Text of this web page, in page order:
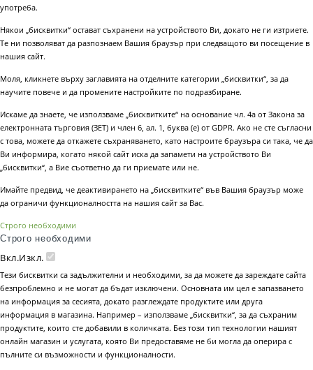
употреба.
Някои „бисквитки“ остават съхранени на устройството Ви, докато не ги изтриете.
Те ни позволяват да разпознаем Вашия браузър при следващото ви посещение в
нашия сайт.
Моля, кликнете върху заглавията на отделните категории „бисквитки“, за да
научите повече и да промените настройките по подразбиране.
Искаме да знаете, че използваме „бисквитките“ на основание чл. 4а от Закона за
електронната търговия (ЗЕТ) и член 6, ал. 1, буква (е) от GDPR. Ако не сте съгласни
с това, можете да откажете съхраняването, като настроите браузъра си така, че да
Ви информира, когато някой сайт иска да запамети на устройството Ви
„бисквитки“, а Вие съответно да ги приемате или не.
Имайте предвид, че деактивирането на „бисквитките“ във Вашия браузър може
да ограничи функционалността на нашия сайт за Вас.
Строго необходими
Строго необходими
Вкл.Изкл.
Тези бисквитки са задължителни и необходими, за да можете да зареждате сайта
безпроблемно и не могат да бъдат изключени. Основната им цел е запазването
на информация за сесията, докато разглеждате продуктите или друга
информация в магазина. Например – използваме „бисквитки“, за да съхраним
продуктите, които сте добавили в количката. Без този тип технологии нашият
онлайн магазин и услугата, която Ви предоставяме не би могла да оперира с
пълните си възможности и функционалности.